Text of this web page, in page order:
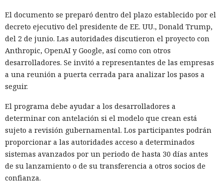
El documento se preparó dentro del plazo establecido por el
decreto ejecutivo del presidente de EE. UU., Donald Trump,
del 2 de junio. Las autoridades discutieron el proyecto con
Anthropic, OpenAI y Google, así como con otros
desarrolladores. Se invitó a representantes de las empresas
a una reunión a puerta cerrada para analizar los pasos a
seguir.
El programa debe ayudar a los desarrolladores a
determinar con antelación si el modelo que crean está
sujeto a revisión gubernamental. Los participantes podrán
proporcionar a las autoridades acceso a determinados
sistemas avanzados por un periodo de hasta 30 días antes
de su lanzamiento o de su transferencia a otros socios de
confianza.